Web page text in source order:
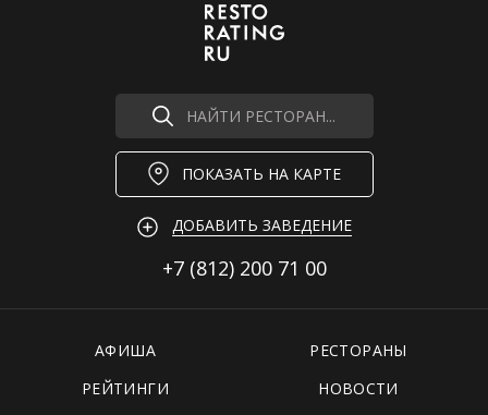
НАЙТИ РЕСТОРАН...
ПОКАЗАТЬ НА КАРТЕ
ДОБАВИТЬ ЗАВЕДЕНИЕ
+7 (812) 200 71 00
АФИША
РЕСТОРАНЫ
РЕЙТИНГИ
НОВОСТИ